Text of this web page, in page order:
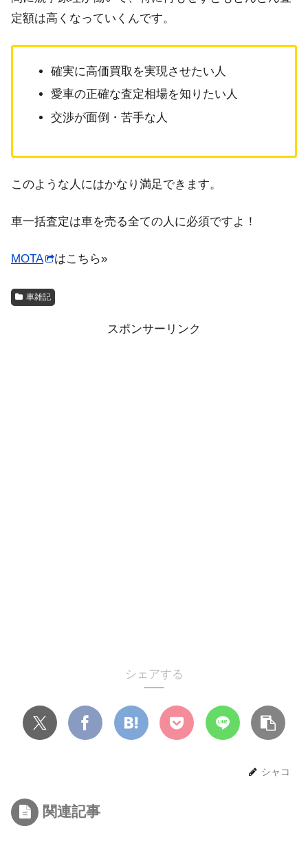
定額は高くなっていくんです。
確実に高価買取を実現させたい人
愛車の正確な査定相場を知りたい人
交渉が面倒・苦手な人
このような人にはかなり満足できます。
車一括査定は車を売る全ての人に必須ですよ！
MOTA はこちら»
車雑記
スポンサーリンク
シェアする
シャコ
関連記事